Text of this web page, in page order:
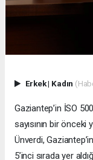
Erkek| Kadın
Gaziantep’in İSO
sayısının bir
Ünverdi,
5’inci sırada yer